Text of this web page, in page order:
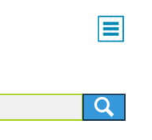
Main
menu